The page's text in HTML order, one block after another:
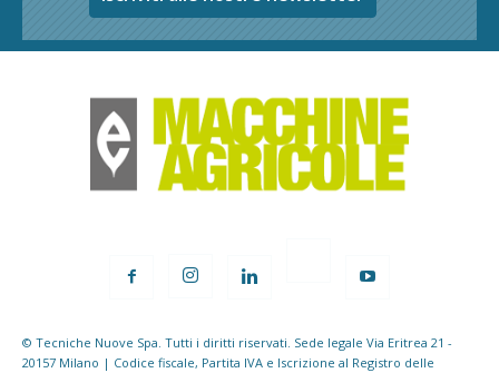
© Tecniche Nuove Spa. Tutti i diritti riservati. Sede legale Via Eritrea 21 -
20157 Milano | Codice fiscale, Partita IVA e Iscrizione al Registro delle